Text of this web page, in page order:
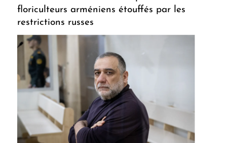
floriculteurs arméniens étouffés par les
restrictions russes